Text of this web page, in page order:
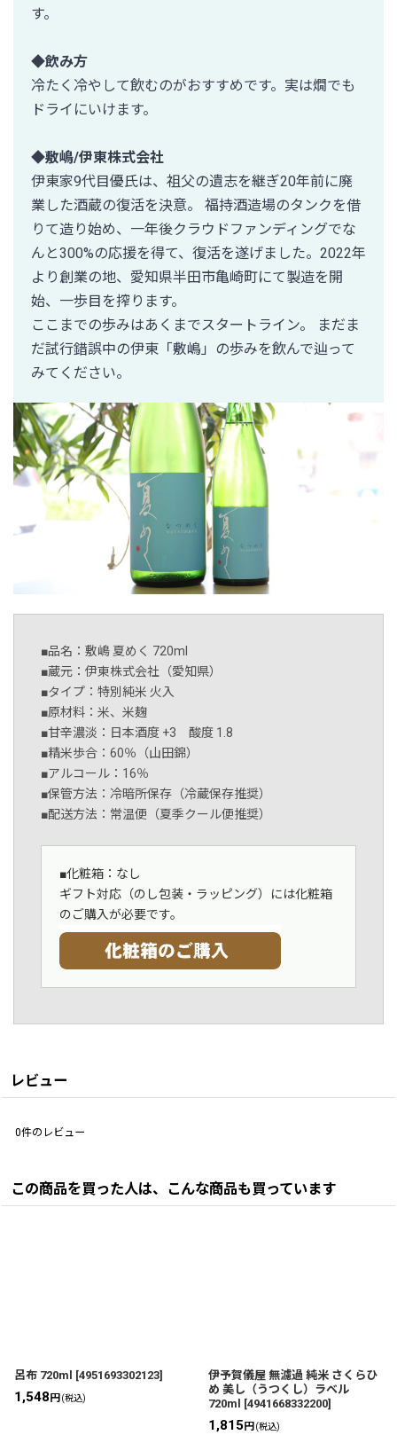
す。
◆飲み方
冷たく冷やして飲むのがおすすめです。実は燗でも
ドライにいけます。
◆敷嶋/伊東株式会社
伊東家9代目優氏は、祖父の遺志を継ぎ20年前に廃
業した酒蔵の復活を決意。 福持酒造場のタンクを借
りて造り始め、一年後クラウドファンディングでな
んと300%の応援を得て、復活を遂げました。2022年
より創業の地、愛知県半田市亀崎町にて製造を開
始、一歩目を搾ります。
ここまでの歩みはあくまでスタートライン。 まだま
だ試行錯誤中の伊東「敷嶋」の歩みを飲んで辿って
みてください。
■品名：敷嶋 夏めく 720ml
■蔵元：伊東株式会社（愛知県）
■タイプ：特別純米 火入
■原材料：米、米麹
■甘辛濃淡：日本酒度 +3 酸度 1.8
■精米歩合：60％（山田錦）
■アルコール：16％
■保管方法：冷暗所保存（冷蔵保存推奨）
■配送方法：常温便（夏季クール便推奨）
■化粧箱：なし
ギフト対応（のし包装・ラッピング）には化粧箱
のご購入が必要です。
レビュー
0件のレビュー
この商品を買った人は、こんな商品も買っています
呂布 720ml [4951693302123]
1,548円(税込)
伊予賀儀屋 無濾過 純米 さくらひ
め 美し（うつくし）ラベル
720ml [4941668332200]
1,815円(税込)